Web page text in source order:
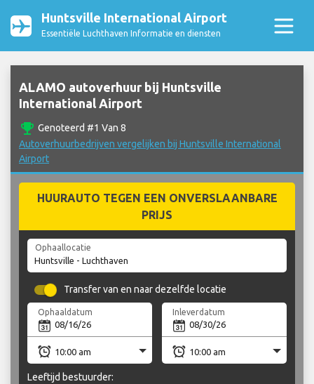
Huntsville International Airport
Essentiële Luchthaven Informatie en diensten
ALAMO autoverhuur bij Huntsville
International Airport
emoji_events Genoteerd #1 Van 8
Autoverhuurbedrijven vergelijken bij Huntsville International
Airport
HUURAUTO TEGEN EEN ONVERSLAANBARE
PRIJS
Ophaallocatie
Transfer van en naar dezelfde locatie
Ophaaldatum Inleverdatum
Leeftijd bestuurder: